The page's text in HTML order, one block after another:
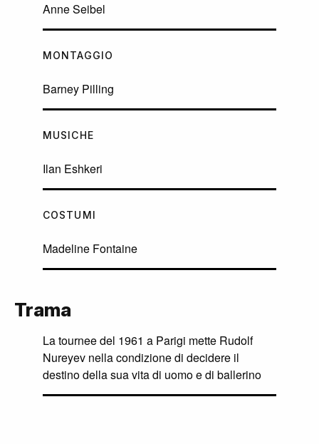
Anne Seibel
MONTAGGIO
Barney Pilling
MUSICHE
Ilan Eshkeri
COSTUMI
Madeline Fontaine
Trama
La tournee del 1961 a Parigi mette Rudolf
Nureyev nella condizione di decidere il
destino della sua vita di uomo e di ballerino